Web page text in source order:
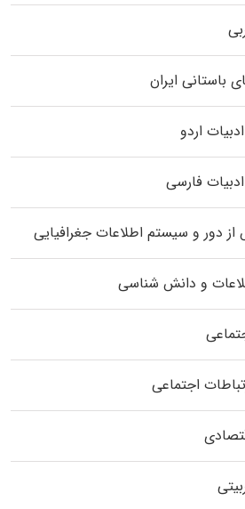
باستانی ایران
اردو
فارسی
دور و سیستم اطلاعات جغرافیایی
و دانش شناسی
اجتماعی